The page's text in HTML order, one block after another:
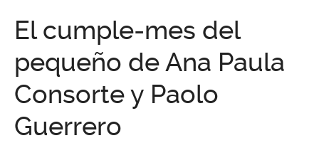
El cumple-mes del
pequeño de Ana Paula
Consorte y Paolo
Guerrero